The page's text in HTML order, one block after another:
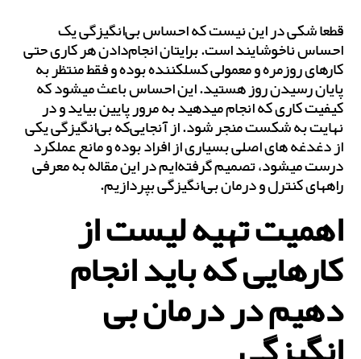
قطعا شکی در این نیست که احساس بی‌انگیزگی یک
احساس ناخوشایند است. برایتان انجام‌دادن هر کاری حتی
کارهای روزمره و معمولی کسل‎کننده بوده و فقط منتظر به
پایان رسیدن روز هستید. این احساس باعث می‎شود که
کیفیت کاری که انجام می‎دهید به‌ مرور پایین بیاید و در
نهایت به شکست منجر شود. از آنجایی‌که بی‌انگیزگی یکی
از دغدغه‌ های اصلی بسیاری از افراد بوده و مانع عملکرد
درست می‎شود، تصمیم گرفته‌ایم در این مقاله به معرفی
راه‎های کنترل و درمان بی‌‎انگیزگی بپردازیم.
اهمیت تهیه لیست از
کارهایی که باید انجام
دهیم در درمان بی